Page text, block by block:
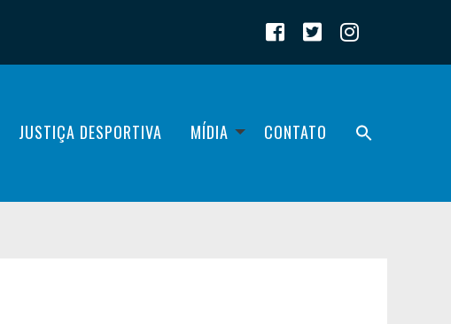
JUSTIÇA DESPORTIVA MÍDIA CONTATO